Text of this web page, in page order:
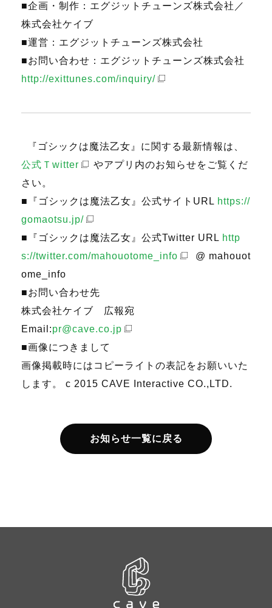
■企画・制作：エグジットチューンズ株式会社／
株式会社ケイブ
■運営：エグジットチューンズ株式会社
■お問い合わせ：エグジットチューンズ株式会社
http://exittunes.com/inquiry/
『ゴシックは魔法乙女』に関する最新情報は、
公式Ｔwitter
やアプリ内のお知らせをご覧くだ
さい。
■『ゴシックは魔法乙女』公式サイトURL https://
gomaotsu.jp/
■『ゴシックは魔法乙女』公式Twitter URL http
s://twitter.com/mahouotome_info
@ mahouot
ome_info
■お問い合わせ先
株式会社ケイブ 広報宛
Email:pr@cave.co.jp
■画像につきまして
画像掲載時にはコピーライトの表記をお願いいた
します。 c 2015 CAVE Interactive CO.,LTD.
お知らせ一覧に戻る